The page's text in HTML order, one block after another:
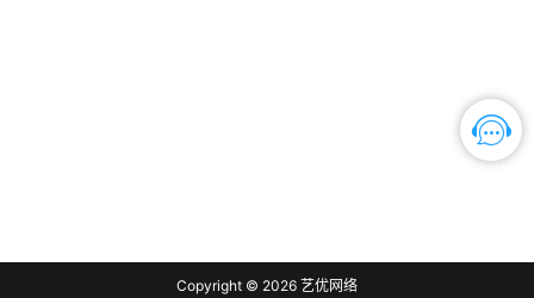
Copyright © 2026 艺优网络